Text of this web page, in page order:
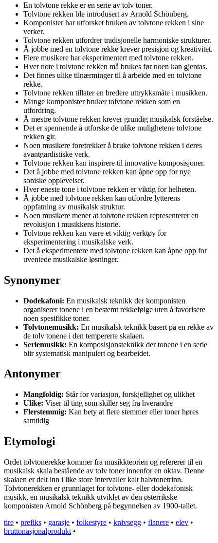
En tolvtone rekke er en serie av tolv toner.
Tolvtone rekken ble introdusert av Arnold Schönberg.
Komponister har utforsket bruken av tolvtone rekken i sine
verker.
Tolvtone rekken utfordrer tradisjonelle harmoniske strukturer.
Å jobbe med en tolvtone rekke krever presisjon og kreativitet.
Flere musikere har eksperimentert med tolvtone rekken.
Hver note i tolvtone rekken må brukes før noen kan gjentas.
Det finnes ulike tilnærminger til å arbeide med en tolvtone
rekke.
Tolvtone rekken tillater en bredere uttrykksmåte i musikken.
Mange komponister bruker tolvtone rekken som en
utfordring.
Å mestre tolvtone rekken krever grundig musikalsk forståelse.
Det er spennende å utforske de ulike mulighetene tolvtone
rekken gir.
Noen musikere foretrekker å bruke tolvtone rekken i deres
avantgardistiske verk.
Tolvtone rekken kan inspirere til innovative komposisjoner.
Det å jobbe med tolvtone rekken kan åpne opp for nye
soniske opplevelser.
Hver eneste tone i tolvtone rekken er viktig for helheten.
Å jobbe med tolvtone rekken kan utfordre lytterens
oppfatning av musikalsk struktur.
Noen musikere mener at tolvtone rekken representerer en
revolusjon i musikkens historie.
Tolvtone rekken kan være et viktig verktøy for
eksperimentering i musikalske verk.
Det å eksperimentere med tolvtone rekken kan åpne opp for
uventede musikalske løsninger.
Synonymer
Dodekafoni: En musikalsk teknikk der komponisten
organiserer tonene i en bestemt rekkefølge uten å favorisere
noen spesifikke toner.
Tolvtonemusikk: En musikalsk teknikk basert på en rekke av
de tolv tonene i den tempererte skalaen.
Seriemusikk: En komposisjonsteknikk der tonene i en serie
blir systematisk manipulert og bearbeidet.
Antonymer
Mangfoldig: Står for variasjon, forskjellighet og ulikhet
Ulike: Viser til ting som skiller seg fra hverandre
Flerstemmig: Kan bety at flere stemmer eller toner høres
samtidig
Etymologi
Ordet tolvtonerekke kommer fra musikkteorien og refererer til en
musikalsk skala bestående av tolv toner innenfor en oktav. Denne
skalaen er delt inn i like store intervaller kalt halvtonetrinn.
Tolvtonerekken er grunnlaget for tolvtone- eller dodekafonisk
musikk, en musikalsk teknikk utviklet av den østerrikske
komponisten Arnold Schönberg på begynnelsen av 1900-tallet.
tire • prefiks • garasje • folkestyre • knivsegg • flanere • elev •
bruttonasjonalprodukt •